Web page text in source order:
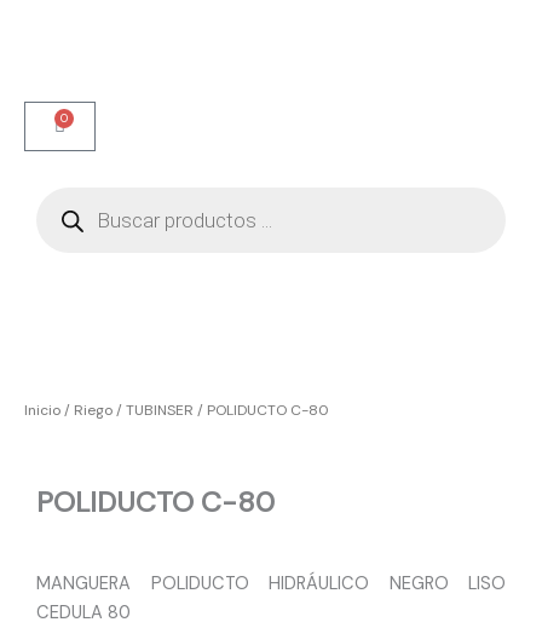
0
Carrito
productos
Inicio/ Riego/TUBINSER / POLIDUCTO C-80
POLIDUCTO C-80
MANGUERA POLIDUCTO HIDRÁULICO NEGRO LISO
CEDULA 80